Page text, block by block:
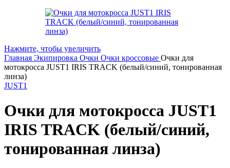
Нажмите, чтобы увеличить
Главная Экипировка Очки Очки кроссовые Очки для
мотокросса JUST1 IRIS TRACK (белый/синий, тонированная
линза)
JUST1
Очки для мотокросса JUST1
IRIS TRACK (белый/синий,
тонированная линза)